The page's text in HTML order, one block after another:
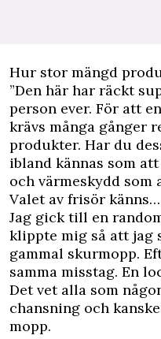
Hur stor mängd
”Den här har räckt
person ever. För att
krävs många gånger
produkter. Har du
ibland kännas som
och värmeskydd som
Valet av frisör
Jag gick till en
klippte mig så att jag
gammal skurmopp.
samma misstag. En
Det vet alla som
chansning och
mopp.